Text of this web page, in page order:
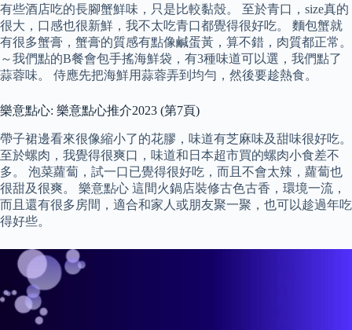
有些酒店吃的長腳蟹鮮味，只是比較黏殼。 至於青口，size真的
很大，口感也很新鮮，我不太吃青口都覺得很好吃。 麵包蟹就
有很多蟹膏，蟹膏的質感有點像鹹蛋黃，算不錯，肉質都正常。
～我們點的B餐會包手搖海鮮袋，有3種味道可以選，我們點了
蒜蓉味。 侍應先把海鮮用蒜蓉弄到均勻，然後要趁熱食。
樂意點心: 樂意點心推介2023 (第7頁)
帶子裙邊看來很像縮小了的花膠，味道有芝麻味及甜味很好吃。
至於螺肉，我覺得很爽口，味道和日本超市買的螺肉小食差不
多。 泡菜蘿蔔，試一口已覺得很好吃，而且不會太辣，蘿蔔也
很甜及很爽。 樂意點心 這間火鍋店裝修古色古香，環境一流，
而且還有很多房間，適合和家人或朋友聚一聚，也可以趁過年吃
得好些。